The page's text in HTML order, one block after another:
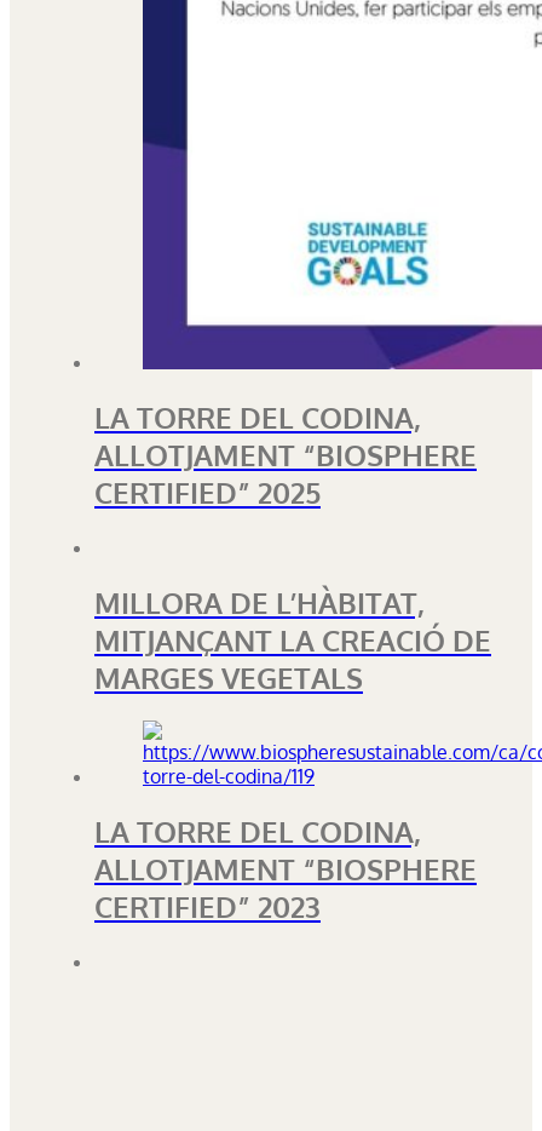
LA TORRE DEL CODINA,
ALLOTJAMENT “BIOSPHERE
CERTIFIED” 2025
MILLORA DE L’HÀBITAT,
MITJANÇANT LA CREACIÓ DE
MARGES VEGETALS
LA TORRE DEL CODINA,
ALLOTJAMENT “BIOSPHERE
CERTIFIED” 2023